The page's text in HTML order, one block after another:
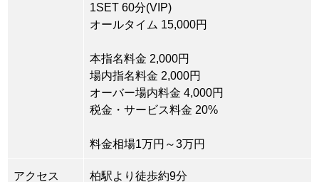
1SET 60分(VIP)
オールタイム 15,000円
本指名料金 2,000円
場内指名料金 2,000円
オーバー場内料金 4,000円
税金・サービス料金 20%
料金相場1万円～3万円
アクセス 柏駅より徒歩約9分